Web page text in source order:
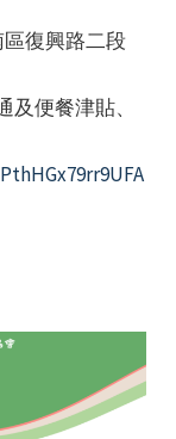
復興路二段
便餐津貼、